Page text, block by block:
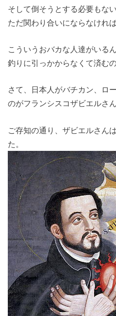
そして倒そうとする必要もない
ただ関わり合いにならなけれ
こういうおバカな人達がいる
釣りに引っかからなくて済むの
さて、日本人がバチカン、ロ
のがフランシスコザビエルさん
ご存知の通り、ザビエルさん
た。